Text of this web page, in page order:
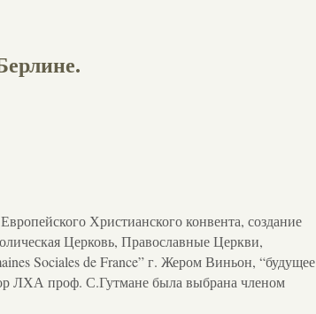
Христианского конвента, создание
Церковь, Православные Церкви,
Sociales de France” г. Жером Виньон, “будущее
ЛХА проф. С.Гутмане была выбрана членом